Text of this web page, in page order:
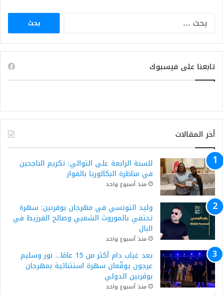
البحث
تابعنا على فيسبوك
أخر المقالات
للسنة الرابعة على التوالي: تكريم الناجحين
في مناظرة البكالوريا بالفوار
منذ أسبوع واحد
وليد التونسي في مهرجان بوقرنين: سهرة
تحتفي بالموروث الشعبي وصالح الفرزيط في
البال
منذ أسبوع واحد
بعد غياب دام أكثر من 15 عامًا… نور وسليم
عرجون يوقّعان سهرة استثنائية بمهرجان
بوڨرنين الدولي
منذ أسبوع واحد